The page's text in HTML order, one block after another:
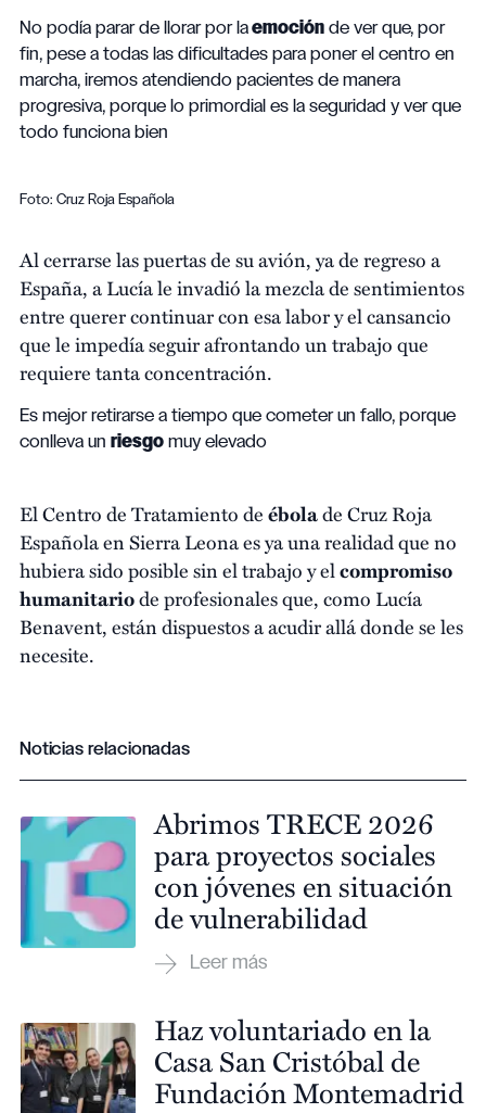
No podía parar de llorar por la emoción de ver que, por
fin, pese a todas las dificultades para poner el centro en
marcha, iremos atendiendo pacientes de manera
progresiva, porque lo primordial es la seguridad y ver que
todo funciona bien
Foto: Cruz Roja Española
Al cerrarse las puertas de su avión, ya de regreso a
España, a Lucía le invadió la mezcla de sentimientos
entre querer continuar con esa labor y el cansancio
que le impedía seguir afrontando un trabajo que
requiere tanta concentración.
Es mejor retirarse a tiempo que cometer un fallo, porque
conlleva un riesgo muy elevado
El Centro de Tratamiento deébolade Cruz Roja
Española en Sierra Leona es ya una realidad que no
hubiera sido posible sin el trabajo y elcompromiso
humanitariode profesionales que, como Lucía
Benavent, están dispuestos a acudir allá donde se les
necesite.
Noticias relacionadas
Abrimos TRECE 2026
para proyectos sociales
con jóvenes en situación
de vulnerabilidad
Haz voluntariado en la
Casa San Cristóbal de
Fundación Montemadrid